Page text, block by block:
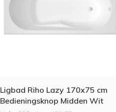
Ligbad Riho Lazy 170x75 cm
Bedieningsknop Midden Wit